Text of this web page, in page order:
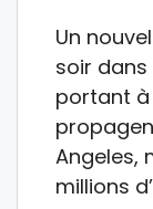
Un
soir
portant à
Angeles,
millions